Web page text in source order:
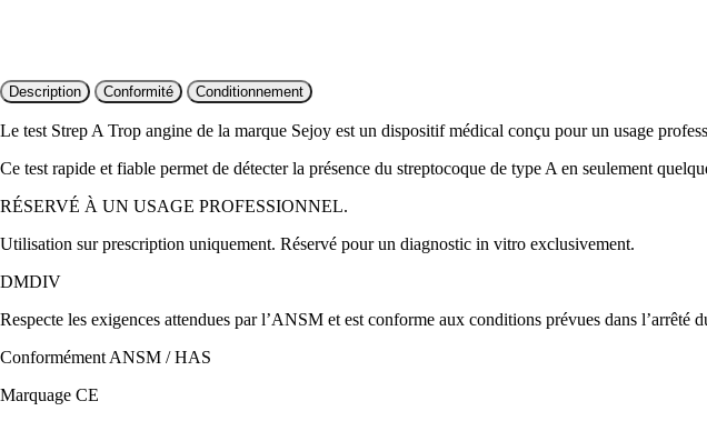
Description Conformité Conditionnement
Le test Strep A Trop angine de la marque Sejoy est un dispositif médical conçu pour un usage
Ce test rapide et fiable permet de détecter la présence du streptocoque de type A en seulement
RÉSERVÉ À UN USAGE PROFESSIONNEL.
Utilisation sur prescription uniquement. Réservé pour un diagnostic in vitro exclusivement.
DMDIV
Respecte les exigences attendues par l’ANSM et est conforme aux conditions prévues dans l’arrêté
Conformément ANSM / HAS
Marquage CE